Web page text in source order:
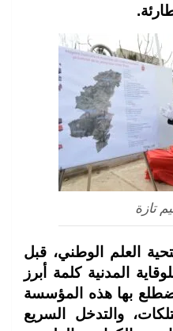
تازة
العلم الوطني، قبل
المدنية كلمة أبرز
تضطلع بها هذه المؤسسة
والتدخل السريع